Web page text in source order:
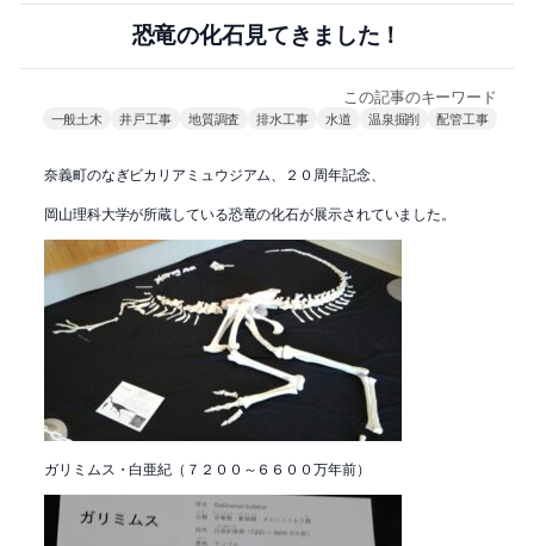
恐竜の化石見てきました！
この記事のキーワード
一般土木 井戸工事 地質調査 排水工事 水道 温泉掘削 配管工事
奈義町のなぎビカリアミュウジアム、２０周年記念、
岡山理科大学が所蔵している恐竜の化石が展示されていました。
ガリミムス・白亜紀（７２００～６６００万年前）